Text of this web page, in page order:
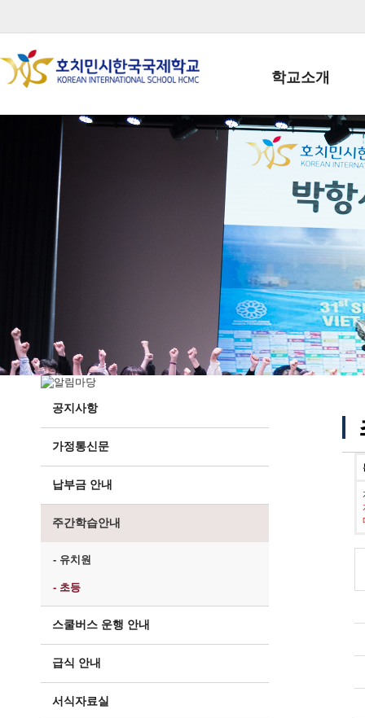
학교소개
학교장인사말
학생회장인사말
학교상징
학교 CI
교직원현황
학생현황
위치/전화
전경사진
공지사항
가정통신문
납부금 안내
주간학습안내
- 유치원
- 초등
스쿨버스 운행 안내
급식 안내
서식자료실